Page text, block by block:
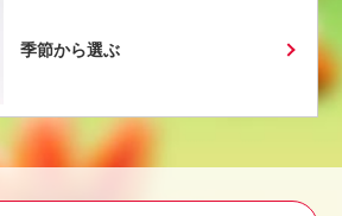
季節から選ぶ